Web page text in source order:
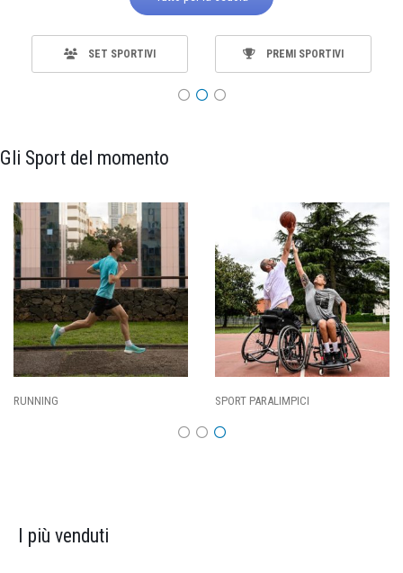
SET SPORTIVI PREMI SPORTIVI
Gli Sport del momento
RUNNING SPORT PARALIMPICI
I più venduti